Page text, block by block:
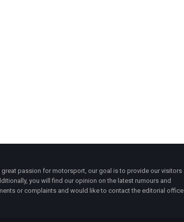
passion for motorsport, our goal is to provide our visitors
you will find our opinion on the latest rumours and
or complaints and would like to contact the editorial office